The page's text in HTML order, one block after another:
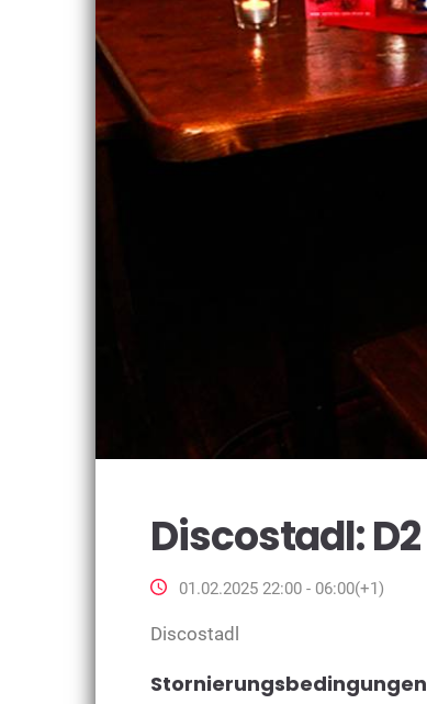
Discostadl: D2
01.02.2025 22:00 - 06:00(+1)
Discostadl
Stornierungsbedingungen